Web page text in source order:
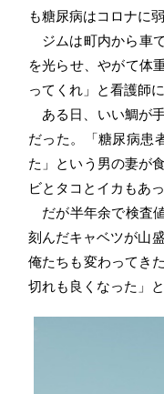
も糖尿病はコロナに
ジムは町内から車
を光らせ、やがて体
ってくれ」と看護師
ある日、いい鯛が
だった。「糖尿病患
た」という男の妻が
ビとタコとイカもあ
だが半年余で検査
刻んだキャベツが山
俺たちも変わってき
切れも良くなった」